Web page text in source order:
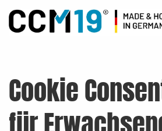
Cookie